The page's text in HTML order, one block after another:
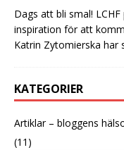
Dags att bli smal!
inspiration för att
Katrin Zytomierska har
KATEGORIER
Artiklar – bloggens
(11)